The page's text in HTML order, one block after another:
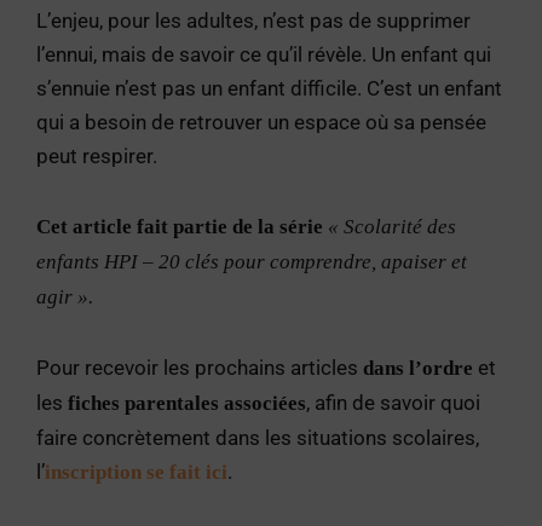
L’enjeu, pour les adultes, n’est pas de supprimer
l’ennui, mais de savoir ce qu’il révèle. Un enfant qui
s’ennuie n’est pas un enfant difficile. C’est un enfant
qui a besoin de retrouver un espace où sa pensée
peut respirer.
Cet article fait partie de la série « Scolarité des
enfants HPI – 20 clés pour comprendre, apaiser et
agir ».
Pour recevoir les prochains articles dans l’ordre et
les fiches parentales associées, afin de savoir quoi
faire concrètement dans les situations scolaires,
l’inscription se fait ici.